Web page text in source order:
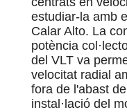
estudiar-la amb
Calar Alto. La
potència
del VLT va
velocitat radial
fora de l'abast
instal·lació del